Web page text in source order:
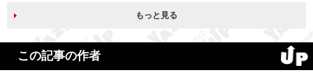
もっと見る
この記事の作者